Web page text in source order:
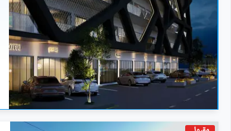
دکانات
31.5 لاکھ
0.7 مرلہ
-